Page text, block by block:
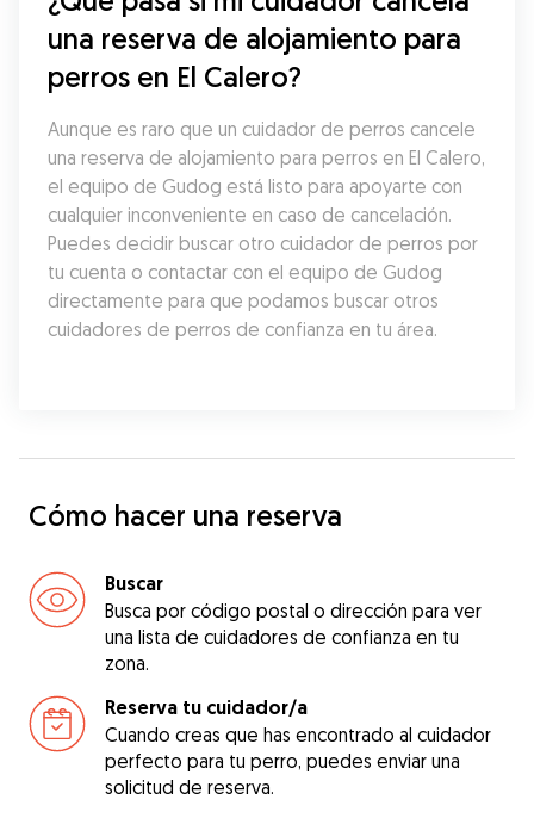
una reserva de alojamiento para
perros en El Calero?
Aunque es raro que un cuidador de perros cancele
una reserva de alojamiento para perros en El Calero,
el equipo de Gudog está listo para apoyarte con
cualquier inconveniente en caso de cancelación.
Puedes decidir buscar otro cuidador de perros por
tu cuenta o contactar con el equipo de Gudog
directamente para que podamos buscar otros
cuidadores de perros de confianza en tu área.
Cómo hacer una reserva
Buscar
Busca por código postal o dirección para ver
una lista de cuidadores de confianza en tu
zona.
Reserva tu cuidador/a
Cuando creas que has encontrado al cuidador
perfecto para tu perro, puedes enviar una
solicitud de reserva.